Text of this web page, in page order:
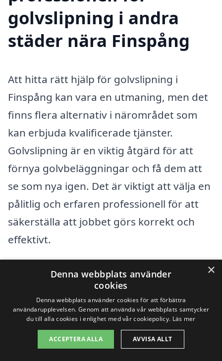
golvslipning i andra
städer nära Finspång
Att hitta rätt hjälp för golvslipning i
Finspång kan vara en utmaning, men det
finns flera alternativ i närområdet som
kan erbjuda kvalificerade tjänster.
Golvslipning är en viktig åtgärd för att
förnya golvbeläggningar och få dem att
se som nya igen. Det är viktigt att välja en
pålitlig och erfaren professionell för att
säkerställa att jobbet görs korrekt och
effektivt.
Förutom Finspång kan du överväga att
söka efter golvslipningstjänster i
närliggande städer som:
Norrköping
×
Denna webbplats använder
cookies
Denna webbplats använder cookies för att förbättra
användarupplevelsen. Genom att använda vår webbplats samtycker
du till alla cookies i enlighet med vår cookiepolicy. Läs mer
ACCEPTERA ALLA AVVISA ALLT